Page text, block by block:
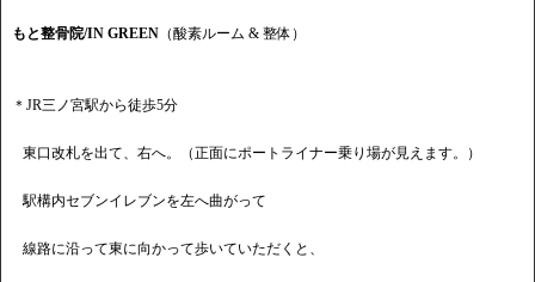
もと整骨院/IN GREEN （酸素ルーム & 整体）
＊JR三ノ宮駅から徒歩5分
東口改札を出て、右へ。（正面にポートライナー乗り場が見えます。）
駅構内セブンイレブンを左へ曲がって
線路に沿って東に向かって歩いていただくと、